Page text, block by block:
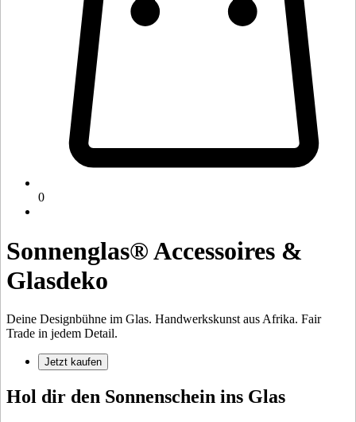
0
Sonnenglas® Accessoires &
Glasdeko
Deine Designbühne im Glas. Handwerkskunst aus Afrika. Fair
Trade in jedem Detail.
Jetzt kaufen
Hol dir den Sonnenschein ins Glas